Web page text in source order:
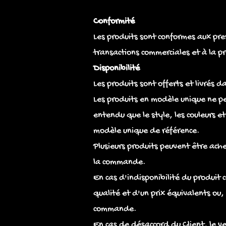
Conformité
Les produits sont conformes aux
transactions commerciales et à la
Disponibilité
Les produits sont offerts et livrés
Les produits en modèle unique ne
entendu que le style, les couleurs
modèle unique de référence.
Plusieurs produits peuvent être
la commande.
En cas d'indisponibilité du produit
qualité et d'un prix équivalents
commande.